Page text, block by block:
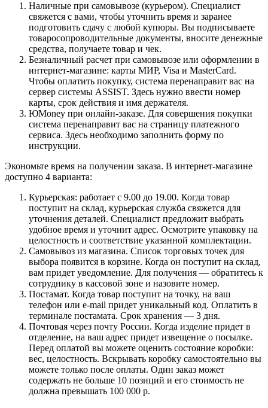
Наличные при самовывозе (курьером). Специалист
свяжется с вами, чтобы уточнить время и заранее
подготовить сдачу с любой купюры. Вы подписываете
товаросопроводительные документы, вносите денежные
средства, получаете товар и чек.
Безналичный расчет при самовывозе или оформлении в
интернет-магазине: карты МИР, Visa и MasterCard.
Чтобы оплатить покупку, система перенаправит вас на
сервер системы ASSIST. Здесь нужно ввести номер
карты, срок действия и имя держателя.
ЮMoney при онлайн-заказе. Для совершения покупки
система перенаправит вас на страницу платежного
сервиса. Здесь необходимо заполнить форму по
инструкции.
Экономьте время на получении заказа. В интернет-магазине
доступно 4 варианта:
Курьерская: работает с 9.00 до 19.00. Когда товар
поступит на склад, курьерская служба свяжется для
уточнения деталей. Специалист предложит выбрать
удобное время и уточнит адрес. Осмотрите упаковку на
целостность и соответствие указанной комплектации.
Самовывоз из магазина. Список торговых точек для
выбора появится в корзине. Когда он поступит на склад,
вам придет уведомление. Для получения — обратитесь к
сотруднику в кассовой зоне и назовите номер.
Постамат. Когда товар поступит на точку, на ваш
телефон или e-mail придет уникальный код. Оплатить в
терминале постамата. Срок хранения — 3 дня.
Почтовая через почту России. Когда изделие придет в
отделение, на ваш адрес придет извещение о посылке.
Перед оплатой вы можете оценить состояние коробки:
вес, целостность. Вскрывать коробку самостоятельно вы
можете только после оплаты. Один заказ может
содержать не больше 10 позиций и его стоимость не
должна превышать 100 000 р.